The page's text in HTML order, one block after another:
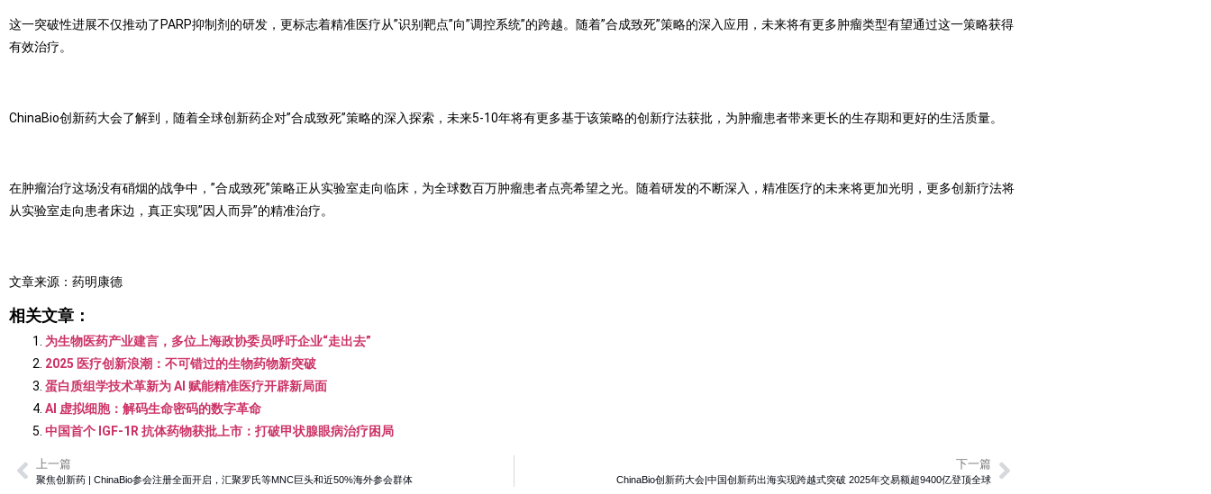
这一突破性进展不仅推动了PARP抑制剂的研发，更标志着精准医疗从”识别靶点”向”调控系统”的跨越。随着”合成致死”策略的深入应用，未来将有更多肿瘤类型有望通过这一策略获得
有效治疗。
ChinaBio创新药大会了解到，随着全球创新药企对”合成致死”策略的深入探索，未来5-10年将有更多基于该策略的创新疗法获批，为肿瘤患者带来更长的生存期和更好的生活质量。
在肿瘤治疗这场没有硝烟的战争中，”合成致死”策略正从实验室走向临床，为全球数百万肿瘤患者点亮希望之光。随着研发的不断深入，精准医疗的未来将更加光明，更多创新疗法将
从实验室走向患者床边，真正实现”因人而异”的精准治疗。
文章来源：药明康德
相关文章：
为生物医药产业建言，多位上海政协委员呼吁企业“走出去”
2025 医疗创新浪潮：不可错过的生物药物新突破
蛋白质组学技术革新为 AI 赋能精准医疗开辟新局面
AI 虚拟细胞：解码生命密码的数字革命
中国首个 IGF-1R 抗体药物获批上市：打破甲状腺眼病治疗困局
上一篇
聚焦创新药 | ChinaBio参会注册全面开启，汇聚罗氏等MNC巨头和近50%海外参会群体
下一篇
ChinaBio创新药大会|中国创新药出海实现跨越式突破 2025年交易额超9400亿登顶全球